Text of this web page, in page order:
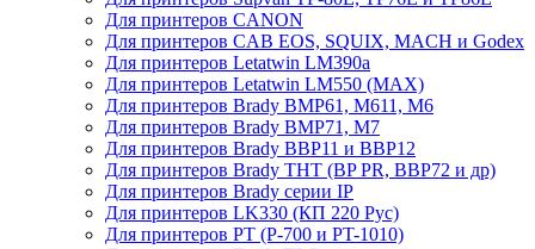
Для принтеров CANON
Для принтеров CAB EOS, SQUIX, MACH и Godex
Для принтеров Letatwin LM390a
Для принтеров Letatwin LM550 (MAX)
Для принтеров Brady BMP61, M611, M6
Для принтеров Brady BMP71, M7
Для принтеров Brady BBP11 и BBP12
Для принтеров Brady THT (BP PR, BBP72 и др)
Для принтеров Brady серии IP
Для принтеров LK330 (КП 220 Рус)
Для принтеров PT (P-700 и PT-1010)